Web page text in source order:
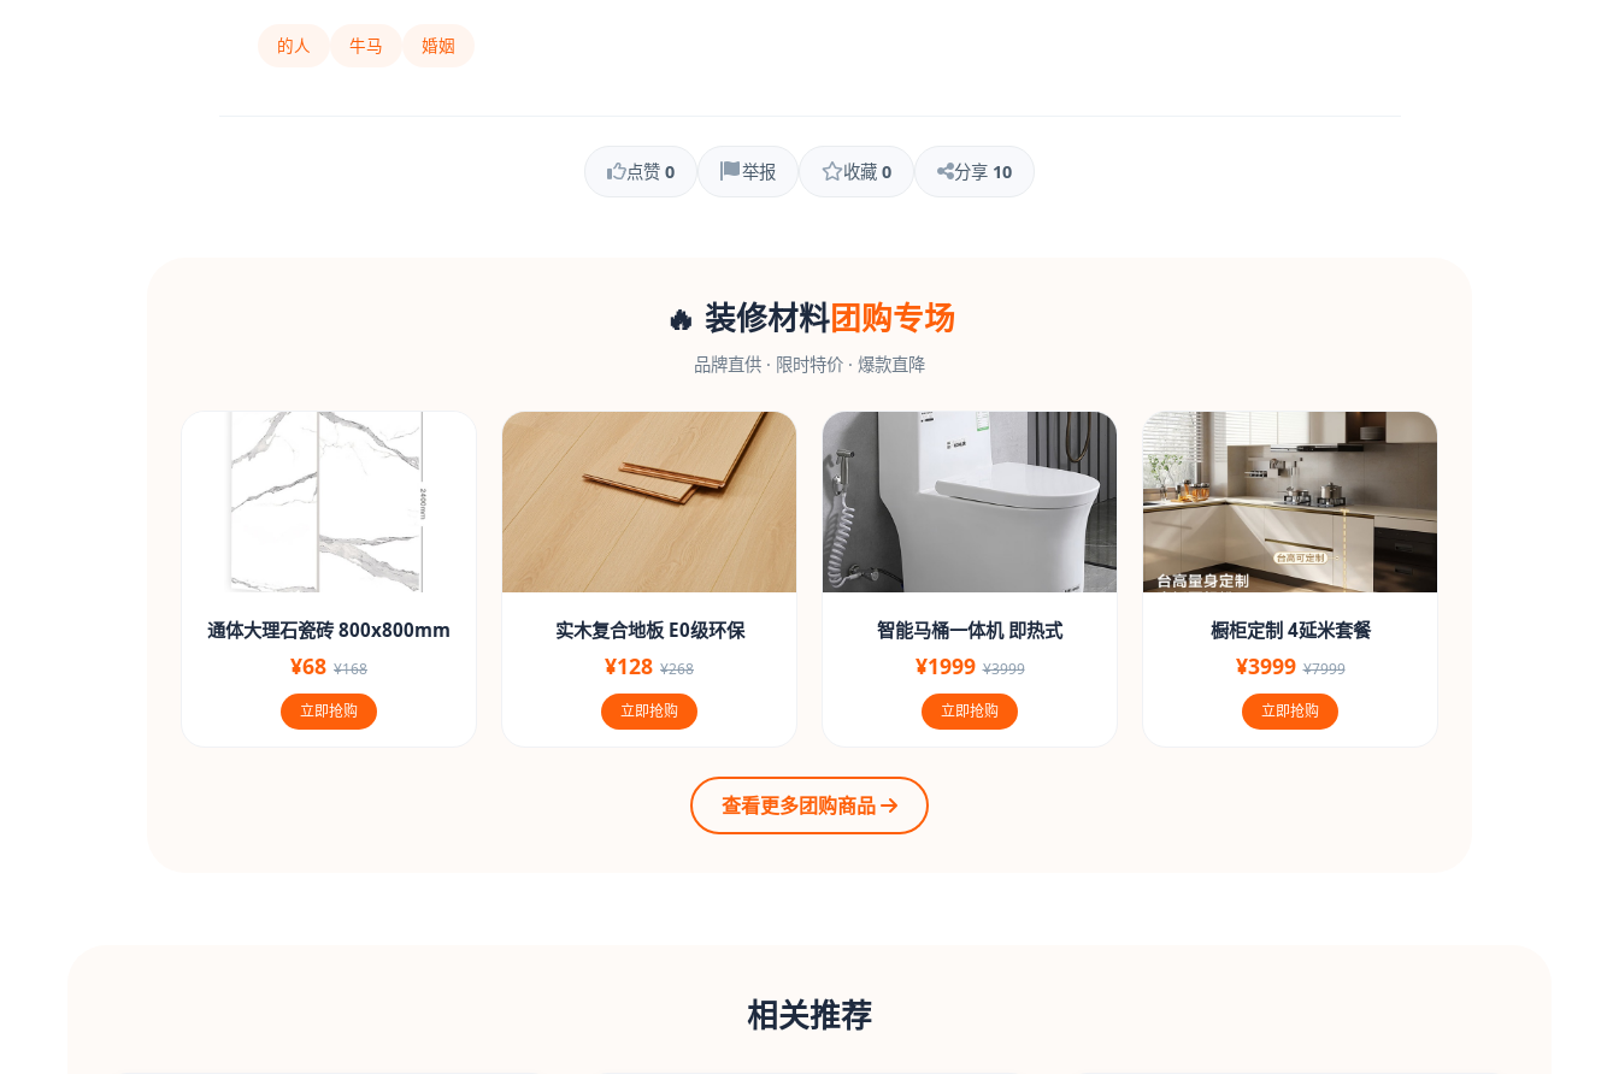
的人 牛马 婚姻
点赞 0 举报 收藏 0 分享 10
🔥 装修材料团购专场
品牌直供 · 限时特价 · 爆款直降
通体大理石瓷砖 800x800mm
¥68 ¥168
立即抢购
实木复合地板 E0级环保
¥128 ¥268
立即抢购
智能马桶一体机 即热式
¥1999 ¥3999
立即抢购
橱柜定制 4延米套餐
¥3999 ¥7999
立即抢购
查看更多团购商品
相关推荐